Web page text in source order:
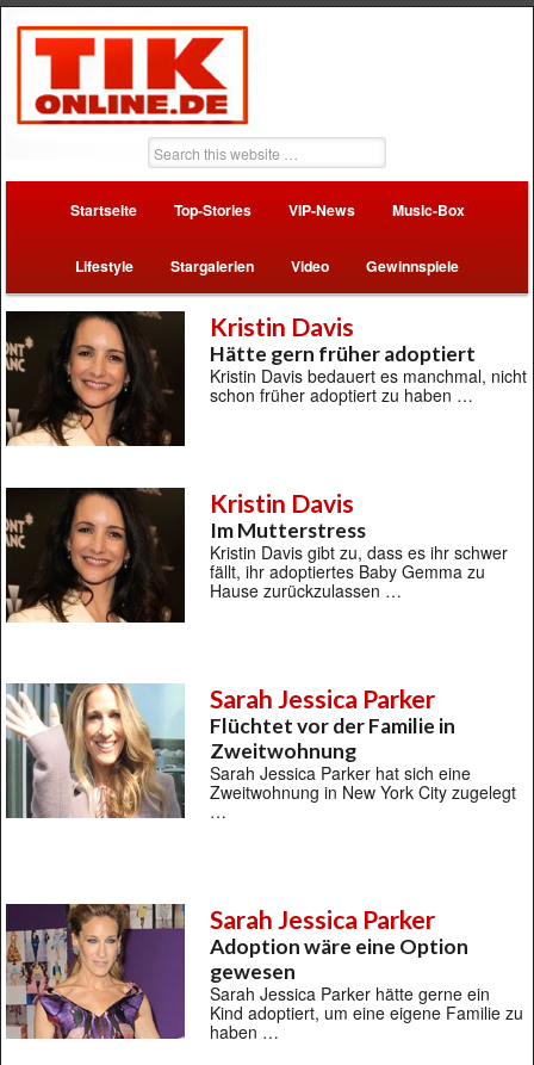
Startseite Top-Stories VIP-News Music-Box
Lifestyle Stargalerien Video Gewinnspiele
Kristin Davis
Hätte gern früher adoptiert
Kristin Davis bedauert es manchmal, nicht
schon früher adoptiert zu haben …
Kristin Davis
Im Mutterstress
Kristin Davis gibt zu, dass es ihr schwer
fällt, ihr adoptiertes Baby Gemma zu
Hause zurückzulassen …
Sarah Jessica Parker
Flüchtet vor der Familie in
Zweitwohnung
Sarah Jessica Parker hat sich eine
Zweitwohnung in New York City zugelegt
…
Sarah Jessica Parker
Adoption wäre eine Option
gewesen
Sarah Jessica Parker hätte gerne ein
Kind adoptiert, um eine eigene Familie zu
haben …